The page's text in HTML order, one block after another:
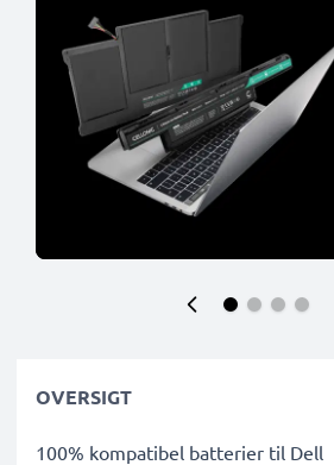
OVERSIGT
100% kompatibel batterier til Dell